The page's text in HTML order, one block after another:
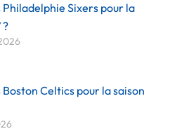
Philadelphie Sixers pour la
Boston Celtics pour la saison